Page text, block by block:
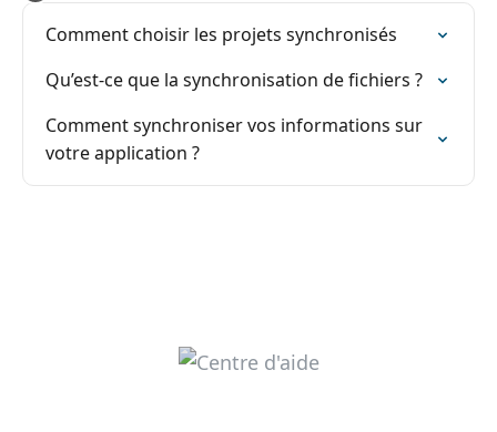
Comment choisir les projets synchronisés
Qu’est-ce que la synchronisation de fichiers ?
Comment synchroniser vos informations sur
votre application ?